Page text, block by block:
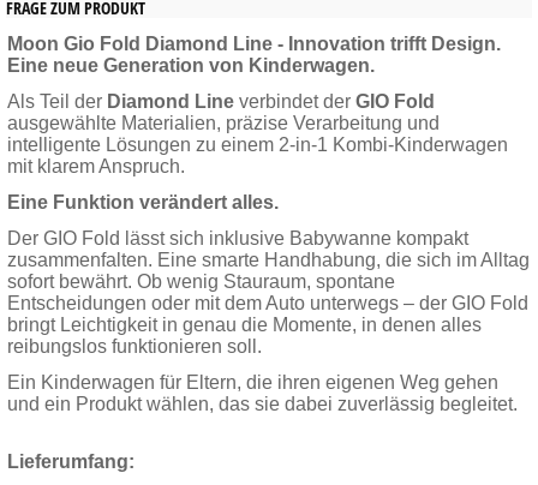
FRAGE ZUM PRODUKT
Moon Gio Fold Diamond Line - Innovation trifft Design.
Eine neue Generation von Kinderwagen.
Als Teil der Diamond Line verbindet der GIO Fold
ausgewählte Materialien, präzise Verarbeitung und
intelligente Lösungen zu einem 2-in-1 Kombi-Kinderwagen
mit klarem Anspruch.
Eine Funktion verändert alles.
Der GIO Fold lässt sich inklusive Babywanne kompakt
zusammenfalten. Eine smarte Handhabung, die sich im Alltag
sofort bewährt. Ob wenig Stauraum, spontane
Entscheidungen oder mit dem Auto unterwegs – der GIO Fold
bringt Leichtigkeit in genau die Momente, in denen alles
reibungslos funktionieren soll.
Ein Kinderwagen für Eltern, die ihren eigenen Weg gehen
und ein Produkt wählen, das sie dabei zuverlässig begleitet.
Lieferumfang: